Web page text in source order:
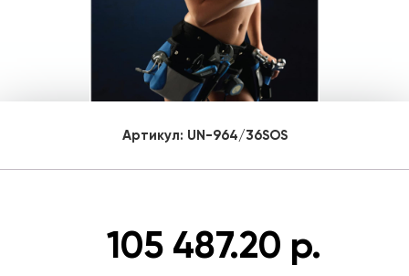
Артикул: UN-964/36SOS
105 487.20 р.